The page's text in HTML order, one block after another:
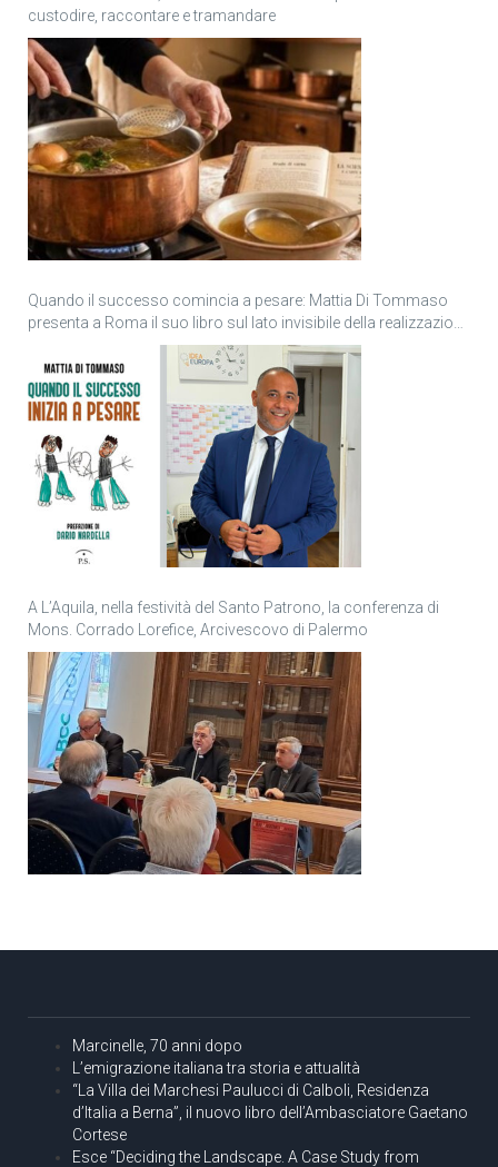
custodire, raccontare e tramandare
Quando il successo comincia a pesare: Mattia Di Tommaso
presenta a Roma il suo libro sul lato invisibile della realizzazione
A L’Aquila, nella festività del Santo Patrono, la conferenza di
Mons. Corrado Lorefice, Arcivescovo di Palermo
Marcinelle, 70 anni dopo
L’emigrazione italiana tra storia e attualità
“La Villa dei Marchesi Paulucci di Calboli, Residenza
d’Italia a Berna”, il nuovo libro dell’Ambasciatore Gaetano
Cortese
Esce “Deciding the Landscape. A Case Study from